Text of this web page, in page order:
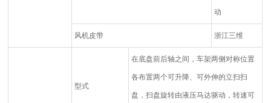
动
风机皮带 浙江三维
型式
在底盘前后轴之间，车架两侧对称位置
各布置两个可升降、可外伸的立扫扫
盘，扫盘旋转由液压马达驱动，转速可